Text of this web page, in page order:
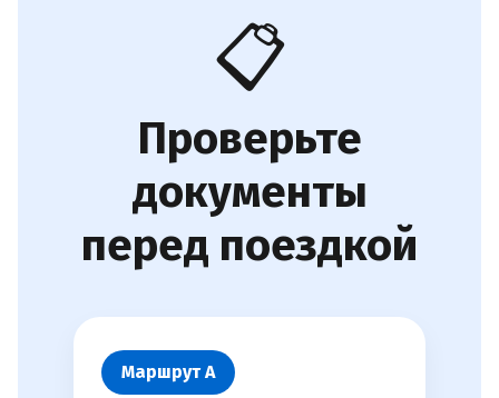
📋
Проверьте
документы
перед поездкой
Маршрут А